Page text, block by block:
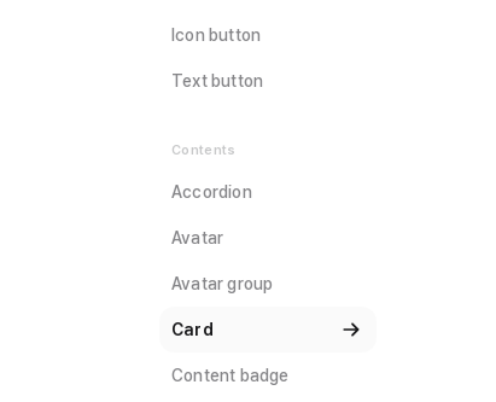
Icon button
Text button
Contents
Accordion
Avatar
Avatar group
Card
Content badge